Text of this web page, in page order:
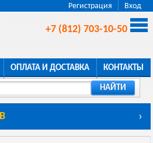
Регистрация Вход
+7 (812) 703-10-50
ОПЛАТА И ДОСТАВКА КОНТАКТЫ
НАЙТИ
›